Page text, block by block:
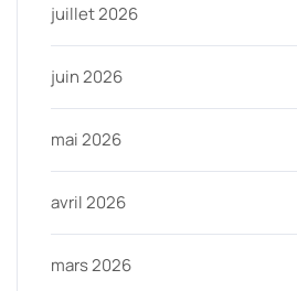
juillet 2026
juin 2026
mai 2026
avril 2026
mars 2026